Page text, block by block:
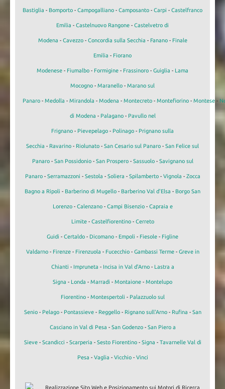
Bastiglia - Bomporto - Campogalliano - Camposanto - Carpi - Castelfranco
Emilia - Castelnuovo Rangone - Castelvetro di
Modena - Cavezzo- Concordia sulla Secchia - Fanano- Finale
Emilia - Fiorano
Modenese - Fiumalbo - Formigine - Frassinoro - Guiglia - Lama
Mocogno - Maranello - Marano sul
Panaro - Medolla - Mirandola - Modena - Montecreto - Montefiorino - Montese -
di Modena - Palagano- Pavullo nel
Frignano - Pievepelago - Polinago - Prignano sulla
Secchia - Ravarino - Riolunato - San Cesario sul Panaro - San Felice sul
Panaro- San Possidonio- San Prospero- Sassuolo- Savignano sul
Panaro- Serramazzoni - Sestola - Soliera - Spilamberto- Vignola - Zocca
Bagno a Ripoli - Barberino di Mugello - Barberino Val d'Elsa - Borgo San
Lorenzo- Calenzano- Campi Bisenzio- Capraia e
Limite- Castelfiorentino- Cerreto
Guidi - Certaldo - Dicomano - Empoli - Fiesole - Figline
Valdarno- Firenze- Firenzuola - Fucecchio- Gambassi Terme- Greve in
Chianti - Impruneta - Incisa in Val d'Arno- Lastra a
Signa - Londa - Marradi - Montaione - Montelupo
Fiorentino- Montespertoli - Palazzuolo sul
Senio- Pelago- Pontassieve- Reggello- Rignano sull'Arno- Rufina - San
Casciano in Val di Pesa - San Godenzo- San Piero a
Sieve- Scandicci - Scarperia - Sesto Fiorentino- Signa - Tavarnelle Val di
Pesa - Vaglia - Vicchio- Vinci
Realizzazione Sito Web e Posizionamento sui Motori di Ricerca